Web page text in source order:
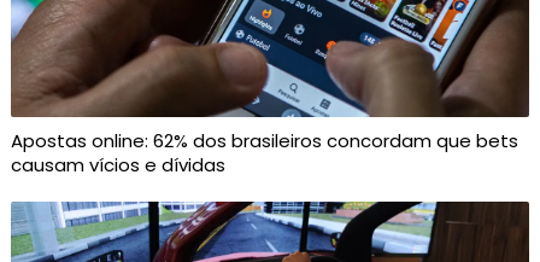
Apostas online: 62% dos brasileiros concordam que bets
causam vícios e dívidas